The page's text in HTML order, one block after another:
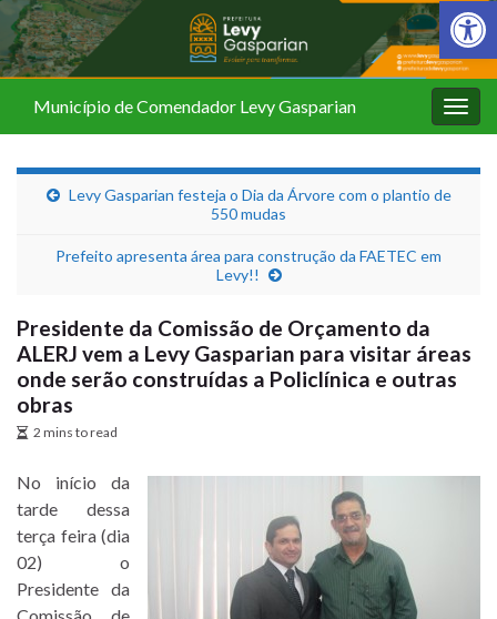
Barra de
Município de Comendador Levy Gasparian
Levy Gasparian festeja o Dia da Árvore com o plantio de
550 mudas
Prefeito apresenta área para construção da FAETEC em
Levy!!
Presidente da Comissão de Orçamento da
ALERJ vem a Levy Gasparian para visitar áreas
onde serão construídas a Policlínica e outras
obras
2 mins to read
No início da
tarde dessa
terça feira (dia
02) o
Presidente da
Comissão de